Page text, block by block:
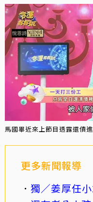
馬國畢近來上節目透露還債
更多新聞報導
獨／姜厚任